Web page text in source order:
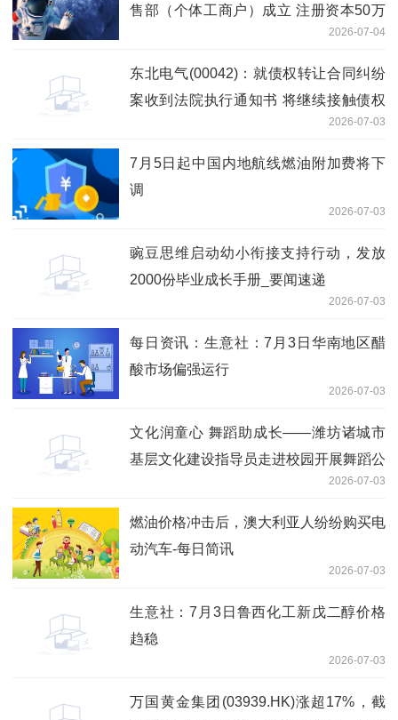
售部（个体工商户）成立 注册资本50万
2026-07-04
东北电气(00042)：就债权转让合同纠纷
案收到法院执行通知书 将继续接触债权
2026-07-03
7月5日起中国内地航线燃油附加费将下
调
2026-07-03
豌豆思维启动幼小衔接支持行动，发放
2000份毕业成长手册_要闻速递
2026-07-03
每日资讯：生意社：7月3日华南地区醋
酸市场偏强运行
2026-07-03
文化润童心 舞蹈助成长——潍坊诸城市
基层文化建设指导员走进校园开展舞蹈公
2026-07-03
燃油价格冲击后，澳大利亚人纷纷购买电
动汽车-每日简讯
2026-07-03
生意社：7月3日鲁西化工新戊二醇价格
趋稳
2026-07-03
万国黄金集团(03939.HK)涨超17%，截